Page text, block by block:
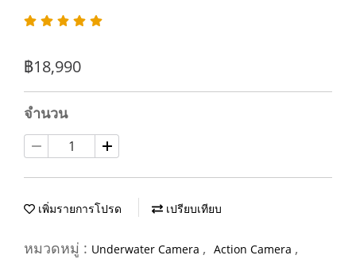
฿18,990
จำนวน
เพิ่มรายการโปรด เปรียบเทียบ
หมวดหมู่ : Underwater Camera , Action Camera ,